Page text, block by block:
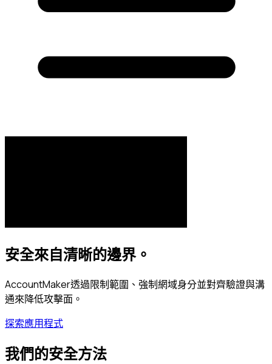
安全來自清晰的邊界。
AccountMaker透過限制範圍、強制網域身分並對齊驗證與溝
通來降低攻擊面。
探索應用程式
我們的安全方法